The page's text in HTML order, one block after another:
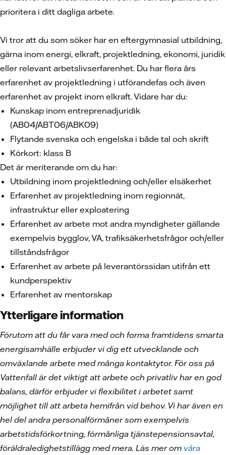
prioritera i ditt dagliga arbete.
Vi tror att du som söker har en eftergymnasial utbildning,
gärna inom energi, elkraft, projektledning, ekonomi, juridik
eller relevant arbetslivserfarenhet. Du har flera års
erfarenhet av projektledning i utförandefas och även
erfarenhet av projekt inom elkraft. Vidare har du:
Kunskap inom entreprenadjuridik
(AB04/ABT06/ABK09)
Flytande svenska och engelska i både tal och skrift
Körkort: klass B
Det är meriterande om du har:
Utbildning inom projektledning och/eller elsäkerhet
Erfarenhet av projektledning inom regionnät,
infrastruktur eller exploatering
Erfarenhet av arbete mot andra myndigheter gällande
exempelvis bygglov, VA, trafiksäkerhetsfrågor och/eller
tillståndsfrågor
Erfarenhet av arbete på leverantörssidan utifrån ett
kundperspektiv
Erfarenhet av mentorskap
Ytterligare information
Förutom att du får vara med och forma framtidens smarta
energisamhälle erbjuder vi dig ett utvecklande och
omväxlande arbete med många kontaktytor. För oss på
Vattenfall är det viktigt att arbete och privatliv har en god
balans, därför erbjuder vi flexibilitet i arbetet samt
möjlighet till att arbeta hemifrån vid behov. Vi har även en
hel del andra personalförmåner som exempelvis
arbetstidsförkortning, förmånliga tjänstepensionsavtal,
föräldraledighetstillägg med mera. Läs mer om våra